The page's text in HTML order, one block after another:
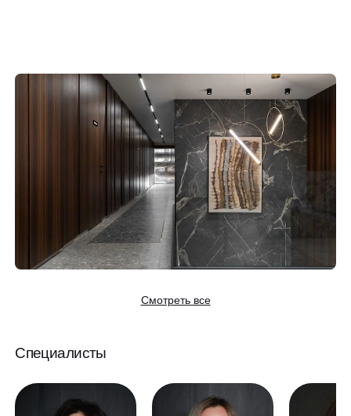
Смотреть все
Специалисты